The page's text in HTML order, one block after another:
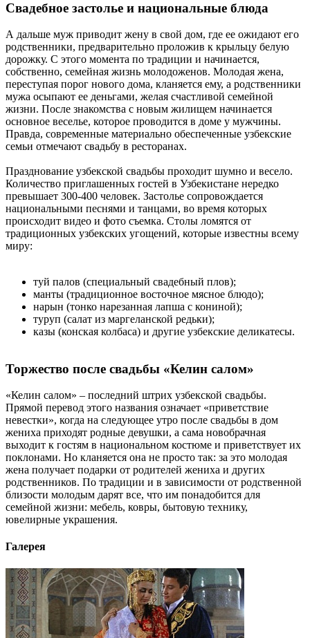
Свадебное застолье и национальные блюда
А дальше муж приводит жену в свой дом, где ее ожидают его
родственники, предварительно проложив к крыльцу белую
дорожку. С этого момента по традиции и начинается,
собственно, семейная жизнь молодоженов. Молодая жена,
переступая порог нового дома, кланяется ему, а родственники
мужа осыпают ее деньгами, желая счастливой семейной
жизни. После знакомства с новым жилищем начинается
основное веселье, которое проводится в доме у мужчины.
Правда, современные материально обеспеченные узбекские
семьи отмечают свадьбу в ресторанах.
Празднование узбекской свадьбы проходит шумно и весело.
Количество приглашенных гостей в Узбекистане нередко
превышает 300-400 человек. Застолье сопровождается
национальными песнями и танцами, во время которых
происходит видео и фото съемка. Столы ломятся от
традиционных узбекских угощений, которые известны всему
миру:
туй палов (специальный свадебный плов);
манты (традиционное восточное мясное блюдо);
нарын (тонко нарезанная лапша с кониной);
туруп (салат из маргеланской редьки);
казы (конская колбаса) и другие узбекские деликатесы.
Торжество после свадьбы «Келин салом»
«Келин салом» – последний штрих узбекской свадьбы.
Прямой перевод этого названия означает «приветствие
невестки», когда на следующее утро после свадьбы в дом
жениха приходят родные девушки, а сама новобрачная
выходит к гостям в национальном костюме и приветствует их
поклонами. Но кланяется она не просто так: за это молодая
жена получает подарки от родителей жениха и других
родственников. По традиции и в зависимости от родственной
близости молодым дарят все, что им понадобится для
семейной жизни: мебель, ковры, бытовую технику,
ювелирные украшения.
Галерея